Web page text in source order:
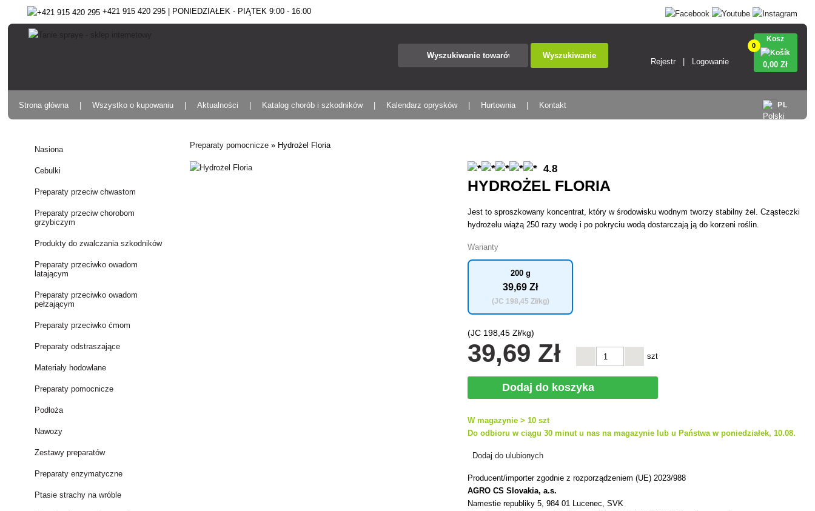
+421 915 420 295 | PONIEDZIAŁEK - PIĄTEK 9:00 - 16:00
Wyszukiwanie
Rejestr Logowanie
0
Kosz
0,00 Zł
PL
Strona główna Wszystko o kupowaniu Aktualności Katalog chorób i szkodników Kalendarz oprysków Hurtownia Kontakt
Nasiona
Cebulki
Preparaty przeciw chwastom
Preparaty przeciw chorobom
grzybiczym
Produkty do zwalczania szkodników
Preparaty przeciwko owadom
latającym
Preparaty przeciwko owadom
pełzającym
Preparaty przeciwko ćmom
Preparaty odstraszające
Materiały hodowlane
Preparaty pomocnicze
Podłoża
Nawozy
Zestawy preparatów
Preparaty enzymatyczne
Ptasie strachy na wróble
Preparaty pomocnicze » Hydrożel Floria
4.8
HYDROŻEL FLORIA
Jest to sproszkowany koncentrat, który w środowisku wodnym tworzy stabilny żel. Cząsteczki
hydrożelu wiążą 250 razy wodę i po pokryciu wodą dostarczają ją do korzeni roślin.
Warianty
200 g
39,69 Zł
(JC 198,45 Zł/kg)
(JC 198,45 Zł/kg)
39,69 Zł szt
Dodaj do koszyka
W magazynie > 10 szt
Do odbioru w ciągu 30 minut u nas na magazynie lub u Państwa w poniedziałek, 10.08.
Dodaj do ulubionych
Producent/importer zgodnie z rozporządzeniem (UE) 2023/988
AGRO CS Slovakia, a.s.
Namestie republiky 5, 984 01 Lucenec, SVK